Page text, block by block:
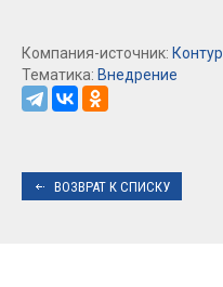
Компания-источник: Контур
Тематика: Внедрение
ВОЗВРАТ К СПИСКУ